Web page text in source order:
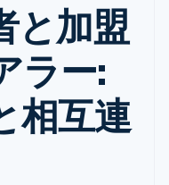
Global
Payouts
第三者
への入
ットプ
イス
プラッ
フォー
決済の
コマ
ト
け付
装
せる
サー
と加盟
ラー:
相互連